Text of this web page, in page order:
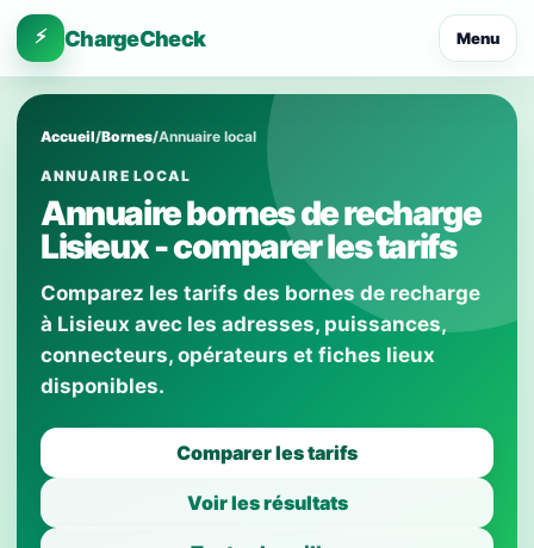
⚡ ChargeCheck Menu
Accueil/Bornes/Annuaire local
ANNUAIRE LOCAL
Annuaire bornes de recharge
Lisieux - comparer les tarifs
Comparez les tarifs des bornes de recharge
à Lisieux avec les adresses, puissances,
connecteurs, opérateurs et fiches lieux
disponibles.
Comparer les tarifs
Voir les résultats